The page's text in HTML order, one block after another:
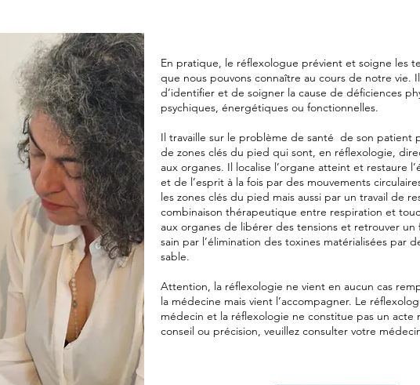
En pratique, le réflexologue prévient et soigne les
que nous pouvons connaître au cours de notre vie.
d’identifier et de soigner la cause de déficiences
psychiques, énergétiques ou fonctionnelles.
Il travaille sur le problème de santé de son patient
de zones clés du pied qui sont, en réflexologie,
aux organes. Il localise l’organe atteint et restaure
et de l’esprit à la fois par des mouvements
les zones clés du pied mais aussi par un travail de
combinaison thérapeutique entre respiration et
aux organes de libérer des tensions et retrouver
sain par l’élimination des toxines matérialisées par
sable.
Attention, la réflexologie ne vient en aucun cas
la médecine mais vient l’accompagner. Le
médecin et la réflexologie ne constitue pas un acte
conseil ou précision, veuillez consulter votre